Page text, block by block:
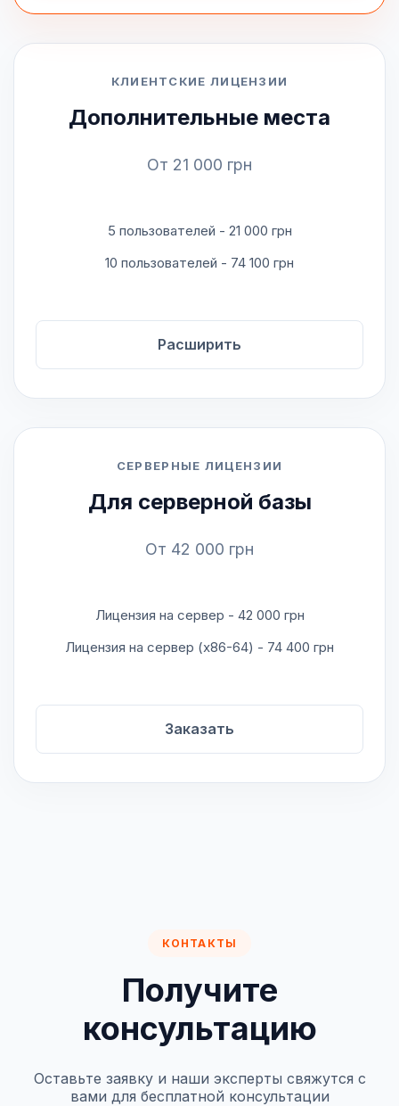
КЛИЕНТСКИЕ ЛИЦЕНЗИИ
Дополнительные места
От 21 000 грн
5 пользователей - 21 000 грн
10 пользователей - 74 100 грн
Расширить
СЕРВЕРНЫЕ ЛИЦЕНЗИИ
Для серверной базы
От 42 000 грн
Лицензия на сервер - 42 000 грн
Лицензия на сервер (x86-64) - 74 400 грн
Заказать
КОНТАКТЫ
Получите
консультацию
Оставьте заявку и наши эксперты свяжутся с
вами для бесплатной консультации